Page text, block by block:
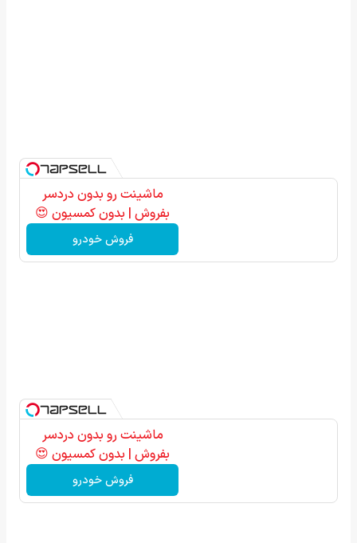
ماشینت رو بدون دردسر
بفروش | بدون کمسیون 😍
فروش خودرو
ماشینت رو بدون دردسر
بفروش | بدون کمسیون 😍
فروش خودرو